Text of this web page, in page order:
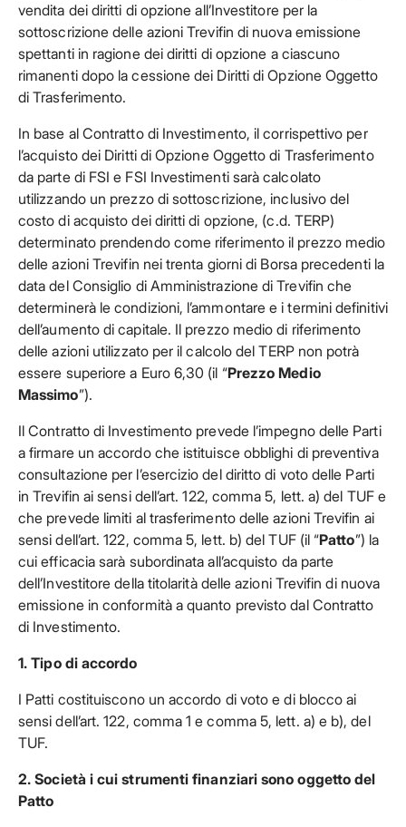
vendita dei diritti di opzione all’Investitore per la
sottoscrizione delle azioni Trevifin di nuova emissione
spettanti in ragione dei diritti di opzione a ciascuno
rimanenti dopo la cessione dei Diritti di Opzione Oggetto
di Trasferimento.
In base al Contratto di Investimento, il corrispettivo per
l’acquisto dei Diritti di Opzione Oggetto di Trasferimento
da parte di FSI e FSI Investimenti sarà calcolato
utilizzando un prezzo di sottoscrizione, inclusivo del
costo di acquisto dei diritti di opzione, (c.d. TERP)
determinato prendendo come riferimento il prezzo medio
delle azioni Trevifin nei trenta giorni di Borsa precedenti la
data del Consiglio di Amministrazione di Trevifin che
determinerà le condizioni, l’ammontare e i termini definitivi
dell’aumento di capitale. Il prezzo medio di riferimento
delle azioni utilizzato per il calcolo del TERP non potrà
essere superiore a Euro 6,30 (il “Prezzo Medio
Massimo”).
Il Contratto di Investimento prevede l’impegno delle Parti
a firmare un accordo che istituisce obblighi di preventiva
consultazione per l’esercizio del diritto di voto delle Parti
in Trevifin ai sensi dell’art. 122, comma 5, lett. a) del TUF e
che prevede limiti al trasferimento delle azioni Trevifin ai
sensi dell’art. 122, comma 5, lett. b) del TUF (il “Patto”) la
cui efficacia sarà subordinata all’acquisto da parte
dell’Investitore della titolarità delle azioni Trevifin di nuova
emissione in conformità a quanto previsto dal Contratto
di Investimento.
1. Tipo di accordo
I Patti costituiscono un accordo di voto e di blocco ai
sensi dell’art. 122, comma 1 e comma 5, lett. a) e b), del
TUF.
2. Società i cui strumenti finanziari sono oggetto del
Patto